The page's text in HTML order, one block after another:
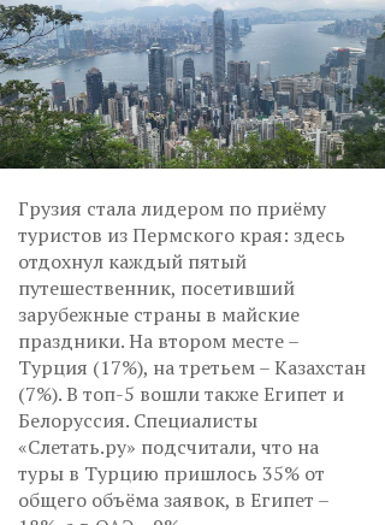
Грузия стала лидером по приёму
туристов из Пермского края: здесь
отдохнул каждый пятый
путешественник, посетивший
зарубежные страны в майские
праздники. На втором месте –
Турция (17%), на третьем – Казахстан
(7%). В топ-5 вошли также Египет и
Белоруссия. Специалисты
«Слетать.ру» подсчитали, что на
туры в Турцию пришлось 35% от
общего объёма заявок, в Египет –